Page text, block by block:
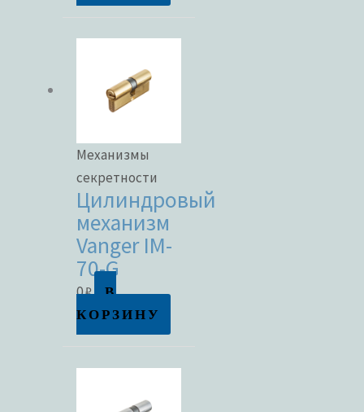
Механизмы
секретности
Цилиндровый
механизм
Vanger IM-
70-G
0₽
В
КОРЗИНУ